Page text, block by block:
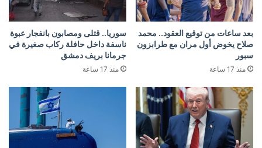
بعد ساعات من توقيع العقود.. محمد
صلاح يخوض أول مران مع طرابزون
سبور
منذ 17 ساعة
سوريا.. قتلى ومصابون بانفجار عبوة
ناسفة داخل حافلة ركاب صغيرة في
جرمانا بريف دمشق
منذ 17 ساعة